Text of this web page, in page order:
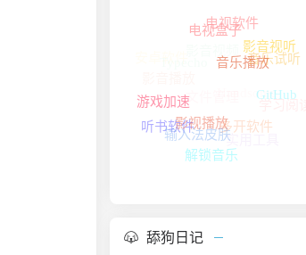
影音播放
电视软件
电视盒子
游戏加速
听书软件
影视播放
音乐试听
影音视听
音乐播放
输入法皮肤
解锁音乐
学习阅读
舔狗日记